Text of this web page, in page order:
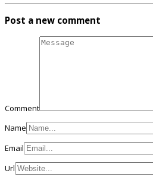
Post a new comment
Comment
Name
Email
Url